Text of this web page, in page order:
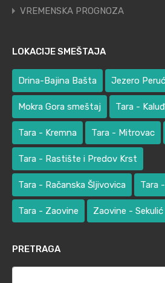
VREMENSKA PROGNOZA
LOKACIJE SMEŠTAJA
Drina-Bajina Bašta Jezero
Mokra Gora smeštaj Tara -
Tara - Kremna Tara - Mitrovac
Tara - Rastište i Predov Krst
Tara - Račanska Šljivovica Tara
Tara - Zaovine Zaovine - Sekulić
PRETRAGA